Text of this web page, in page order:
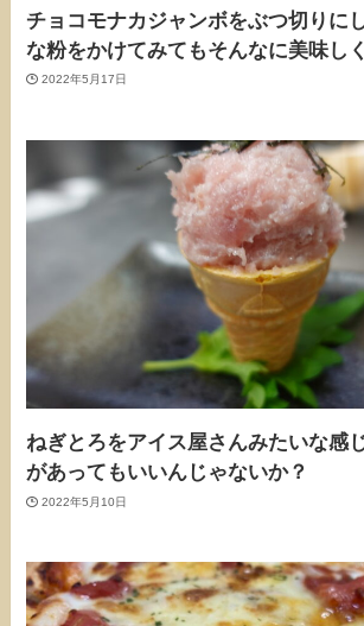
チョコモナカジャンボをぶつ切りに
な粉をかけてみてもそんなに美味し
2022年5月17日
ねぎとろをアイス屋さんみたいな感
があってもいいんじゃないか？
2022年5月10日